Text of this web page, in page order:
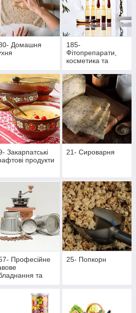
Домашня
185-
Фітопрепарати,
косметика та
Закарпатські
продукти
21- Сироварня
Професійне
та
25- Попкорн